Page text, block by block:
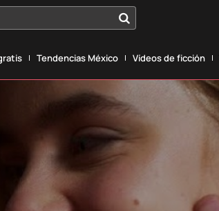
Tendencias México Vídeos de ficción